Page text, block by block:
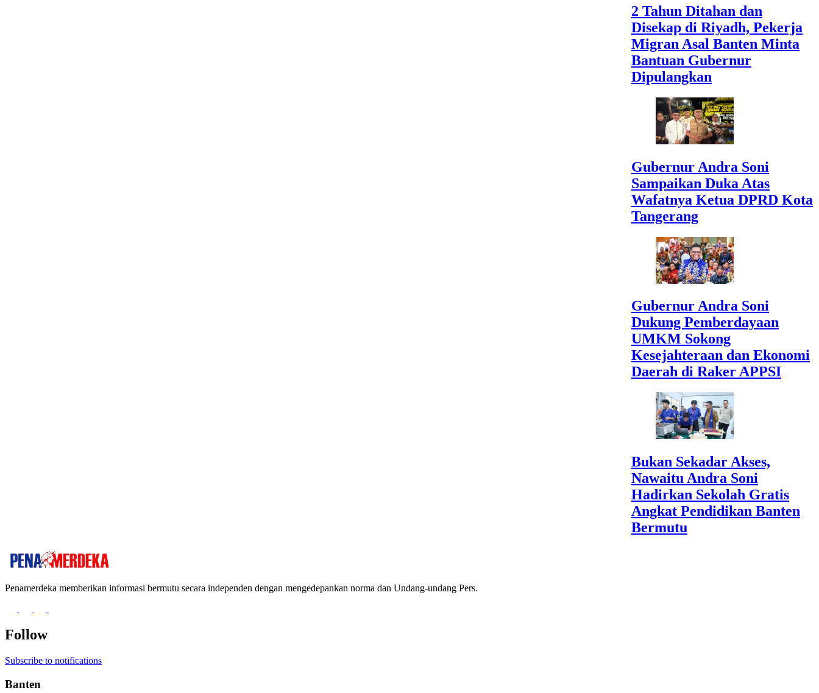
2 Tahun Ditahan dan
Disekap di Riyadh, Pekerja
Migran Asal Banten Minta
Bantuan Gubernur
Dipulangkan
Gubernur Andra Soni
Sampaikan Duka Atas
Wafatnya Ketua DPRD Kota
Tangerang
Gubernur Andra Soni
Dukung Pemberdayaan
UMKM Sokong
Kesejahteraan dan Ekonomi
Daerah di Raker APPSI
Bukan Sekadar Akses,
Nawaitu Andra Soni
Hadirkan Sekolah Gratis
Angkat Pendidikan Banten
Bermutu
Penamerdeka memberikan informasi bermutu secara independen dengan mengedepankan norma dan Undang-undang Pers.
Follow
Subscribe to notifications
Banten